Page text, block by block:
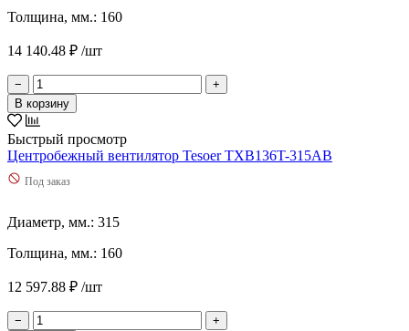
Толщина, мм.: 160
14 140.48 ₽ /шт
−
+
В корзину
Быстрый просмотр
Центробежный вентилятор Tesoer TXB136T-315AB
Под заказ
Диаметр, мм.: 315
Толщина, мм.: 160
12 597.88 ₽ /шт
−
+